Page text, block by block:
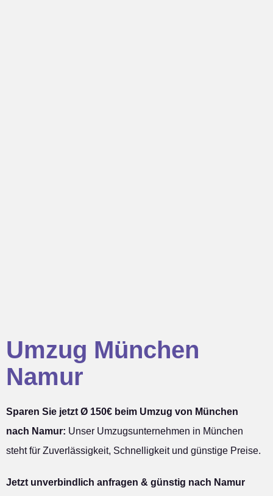
Umzug München
Namur
Sparen Sie jetzt Ø 150€ beim Umzug von München
nach Namur: Unser Umzugsunternehmen in München
steht für Zuverlässigkeit, Schnelligkeit und günstige Preise.
Jetzt unverbindlich anfragen & günstig nach Namur